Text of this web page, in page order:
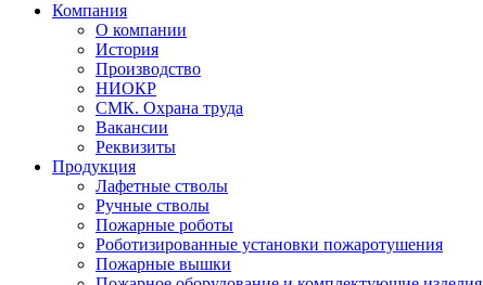
Компания
О компании
История
Производство
НИОКР
СМК. Охрана труда
Вакансии
Реквизиты
Продукция
Лафетные стволы
Ручные стволы
Пожарные роботы
Роботизированные установки пожаротушения
Пожарные вышки